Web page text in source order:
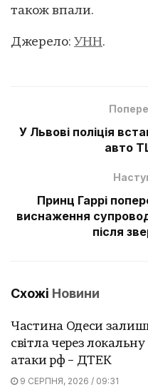
також впали.
Джерело: УНН.
У Львові поліція
авто
Принц Гаррі
виснаження
після
Схожі Новини
Частина Одеси
світла через локальну
атаки рф – ДТЕК
9 СЕРПНЯ, 2026 / 09:31